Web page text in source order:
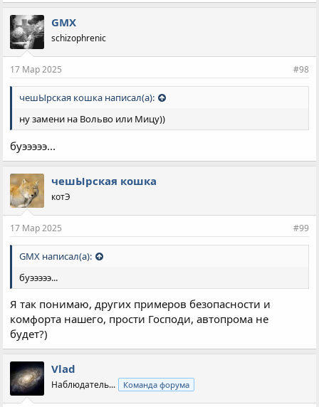
GMX
schizophrenic
17 Мар 2025 #98
чешЫрская кошка написал(а):
ну замени на Вольво или Мицу))
буэээээ...
чешЫрская кошка
котЭ
17 Мар 2025 #99
GMX написал(а):
буэээээ...
Я так понимаю, других примеров безопасности и
комфорта нашего, прости Господи, автопрома не
будет?)
Vlad
Наблюдатель... Команда форума